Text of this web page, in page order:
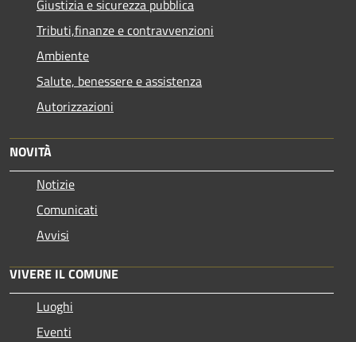
Giustizia e sicurezza pubblica
Tributi,finanze e contravvenzioni
Ambiente
Salute, benessere e assistenza
Autorizzazioni
NOVITÀ
Notizie
Comunicati
Avvisi
VIVERE IL COMUNE
Luoghi
Eventi